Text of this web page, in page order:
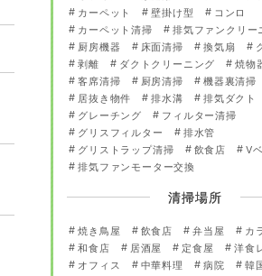
カーペット
壁掛け型
コンロ
カーペット清掃
排気ファンクリー
厨房機器
床面清掃 換気扇
剥離
ダクトクリーニング
焼物
客席清掃
厨房清掃 機器裏清掃
居抜き物件
排水溝 排気ダクト
グレーチング
フィルター清掃
グリスフィルター
排水管
グリストラップ清掃
飲食店
V
排気ファンモーター交換
清掃場所
焼き鳥屋 飲食店 弁当屋
カ
和食店
居酒屋 定食屋
洋食
オフィス
中華料理 病院
韓